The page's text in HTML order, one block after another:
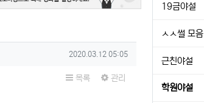
작성일
2020.03.12 05:05
목록 관리
19금야설
ㅅㅅ썰 모음
근친야설
학원야설